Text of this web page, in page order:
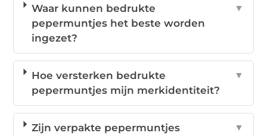
Waar kunnen bedrukte
pepermuntjes het beste worden
ingezet?
▼
Hoe versterken bedrukte
pepermuntjes mijn merkidentiteit?
▼
Zijn verpakte pepermuntjes
▼